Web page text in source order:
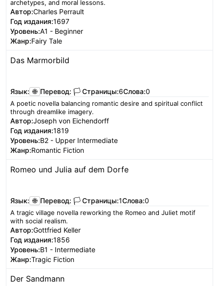
archetypes, and moral lessons.
Автор:Charles Perrault
Год издания:1697
Уровень:A1 - Beginner
Жанр:Fairy Tale
Das Marmorbild
Язык: 🌐 Перевод: 🏳️ Страницы:6Слова:0
A poetic novella balancing romantic desire and spiritual conflict
through dreamlike imagery.
Автор:Joseph von Eichendorff
Год издания:1819
Уровень:B2 - Upper Intermediate
Жанр:Romantic Fiction
Romeo und Julia auf dem Dorfe
Язык: 🌐 Перевод: 🏳️ Страницы:1Слова:0
A tragic village novella reworking the Romeo and Juliet motif
with social realism.
Автор:Gottfried Keller
Год издания:1856
Уровень:B1 - Intermediate
Жанр:Tragic Fiction
Der Sandmann